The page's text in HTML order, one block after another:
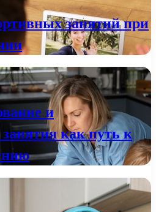
занятий при
и
как путь к